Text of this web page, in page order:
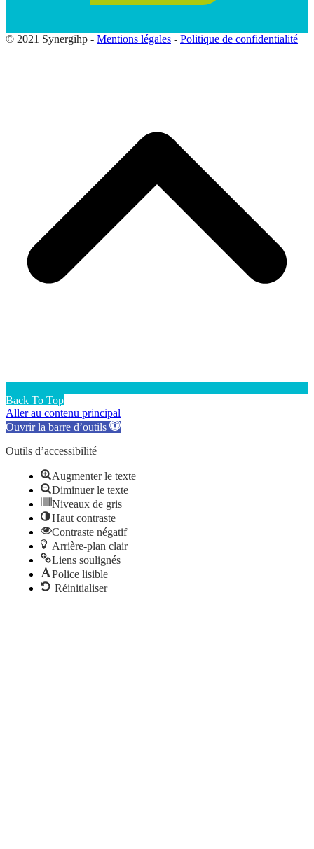
© 2021 Synergihp - Mentions légales - Politique de confidentialité
Back To Top
Aller au contenu principal
Ouvrir la barre d’outils
Outils d’accessibilité
Augmenter le texte
Diminuer le texte
Niveaux de gris
Haut contraste
Contraste négatif
Arrière-plan clair
Liens soulignés
Police lisible
Réinitialiser